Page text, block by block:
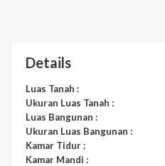
Details
Luas Tanah :
Ukuran Luas Tanah :
Luas Bangunan :
Ukuran Luas Bangunan :
Kamar Tidur :
Kamar Mandi :